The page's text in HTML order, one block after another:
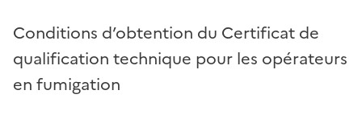
Conditions d’obtention du Certificat de
qualification technique pour les opérateurs
en fumigation